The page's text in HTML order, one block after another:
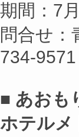
期間：7
問合せ
734-9571
■ あおも
ホテルメ